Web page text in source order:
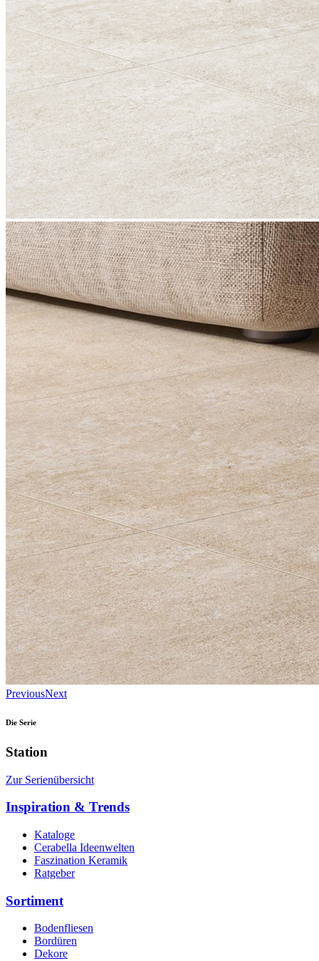
PreviousNext
Die Serie
Station
Zur Serienübersicht
Inspiration & Trends
Kataloge
Cerabella Ideenwelten
Faszination Keramik
Ratgeber
Sortiment
Bodenfliesen
Bordüren
Dekore